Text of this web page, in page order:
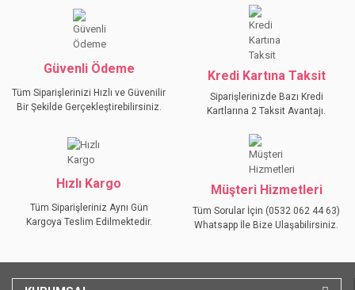
Ürün fiyatı diğer sitelerden daha pahalı.
Bu ürüne benzer farklı alternatifler olmalı.
Güvenli Ödeme
Tüm Siparişlerinizi Hızlı ve Güvenilir
Bir Şekilde Gerçekleştirebilirsiniz.
Kredi Kartına Taksit
Siparişlerinizde Bazı Kredi
Kartlarına 2 Taksit Avantajı.
Hızlı Kargo
Tüm Siparişleriniz Aynı Gün
Kargoya Teslim Edilmektedir.
Müşteri Hizmetleri
Tüm Sorular İçin (0532 062 44 63)
Whatsapp İle Bize Ulaşabilirsiniz.